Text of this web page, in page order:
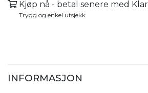
Kjøp nå - betal senere med
Trygg og enkel utsjekk
INFORMASJON